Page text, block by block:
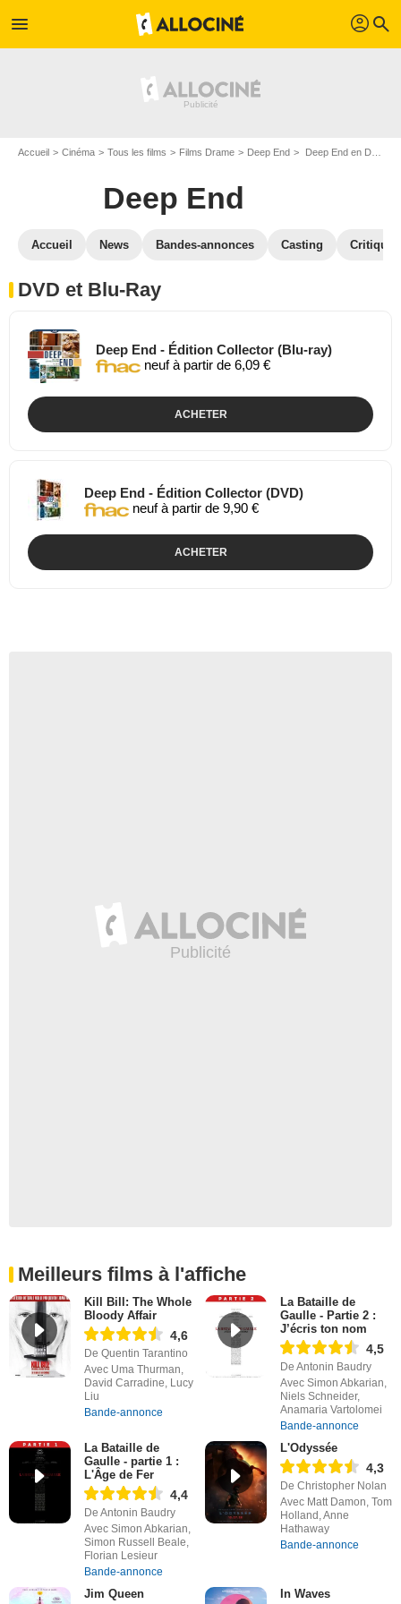
menu profil search
Accueil Cinéma Tous les films Films Drame Deep End Deep End en DVD Blu Ray
Deep End
Accueil News Bandes-annonces Casting
DVD et Blu-Ray
Deep End - Édition Collector (Blu-ray)
neuf à partir de 6,09 €
ACHETER
Deep End - Édition Collector (DVD)
neuf à partir de 9,90 €
ACHETER
Meilleurs films à l'affiche
Kill Bill: The Whole
Bloody Affair
4,6
De Quentin Tarantino
Avec Uma Thurman,
David Carradine, Lucy
Liu
Bande-annonce
La Bataille de
Gaulle - Partie 2 :
J’écris ton nom
4,5
De Antonin Baudry
Avec Simon Abkarian,
Niels Schneider,
Anamaria Vartolomei
Bande-annonce
La Bataille de
Gaulle - partie 1 :
L'Âge de Fer
4,4
De Antonin Baudry
Avec Simon Abkarian,
Simon Russell Beale,
Florian Lesieur
Bande-annonce
L'Odyssée
4,3
De Christopher Nolan
Avec Matt Damon, Tom
Holland, Anne
Hathaway
Bande-annonce
Jim Queen In Waves